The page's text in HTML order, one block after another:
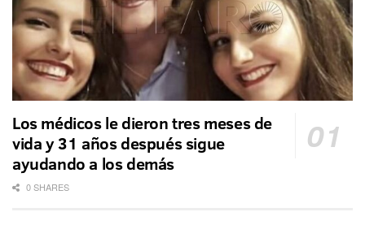
Los médicos le dieron tres meses de
vida y 31 años después sigue
ayudando a los demás
0 SHARES